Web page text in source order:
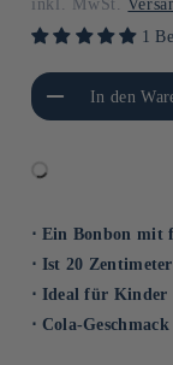
inkl. MwSt.
1
die Menge für
TitleIn den
⋅ Ein Bonbon mit
⋅ Ist 20
⋅ Ideal für Kinder
⋅ Cola-Geschmack